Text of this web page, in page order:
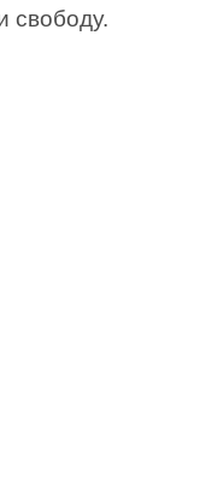
свободу.